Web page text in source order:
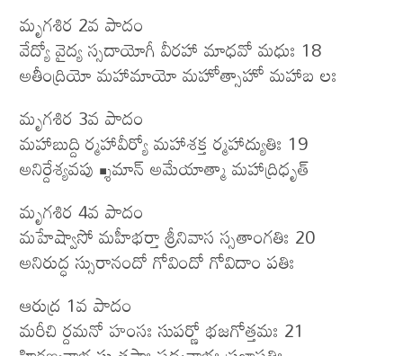
మృగశిర 2వ పాదం
వేద్యో వైద్య స్సదాయోగీ వీరహా మాధవో మధుః 18
అతీంద్రియో మహామాయో మహోత్సాహో మహాబ లః
మృగశిర 3వ పాదం
మహాబుద్ది ర్మహావీర్యో మహాశక్త ర్మహాద్యుతిః 19
అనిర్దేశ్యవపు శ్శ్రీమాన్ అమేయాత్మా మహాద్రిధృత్
మృగశిర 4వ పాదం
మహేష్వాసో మహీభర్తా శ్రీనివాస స్సతాంగతిః 20
అనిరుద్ధ స్సురానందో గోవిందో గోవిదాం పతిః
ఆరుద్ర 1వ పాదం
మరీచి ర్దమనో హంసః సుపర్ణో భజగోత్తమః 21